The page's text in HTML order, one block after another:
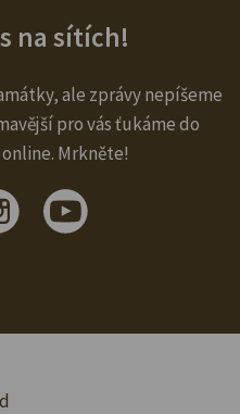
na sítích!
ale zprávy nepíšeme
pro vás ťukáme do
Mrkněte!